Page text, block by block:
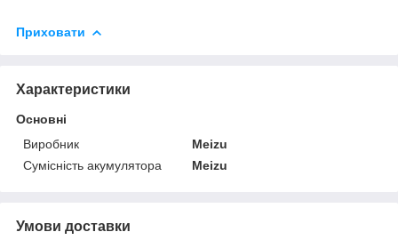
Приховати
Характеристики
Основні
Виробник
Meizu
Сумісність акумулятора
Meizu
Умови доставки